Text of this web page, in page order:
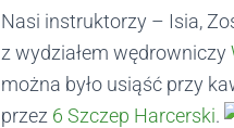
Nasi instruktorzy – Isia,
z wydziałem wędrowniczy
można było usiąść przy
przez 6 Szczep Harcerski.